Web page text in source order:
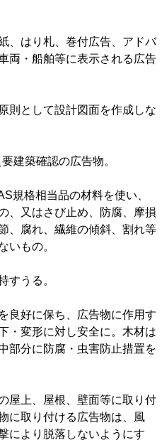
、はり札、巻付広告、アドバ
両・船舶等に表示される広告
則として設計図面を作成しな
建築確認の広告物。
規格相当品の材料を使い、
、又はさび止め、防腐、摩損
、腐れ、繊維の傾斜、割れ等
いもの。
すうる。
良好に保ち、広告物に作用す
・変形に対し安全に。木材は
部分に防腐・虫害防止措置を
屋上、屋根、壁面等に取り付
に取り付ける広告物は、風
により脱落しないようにす